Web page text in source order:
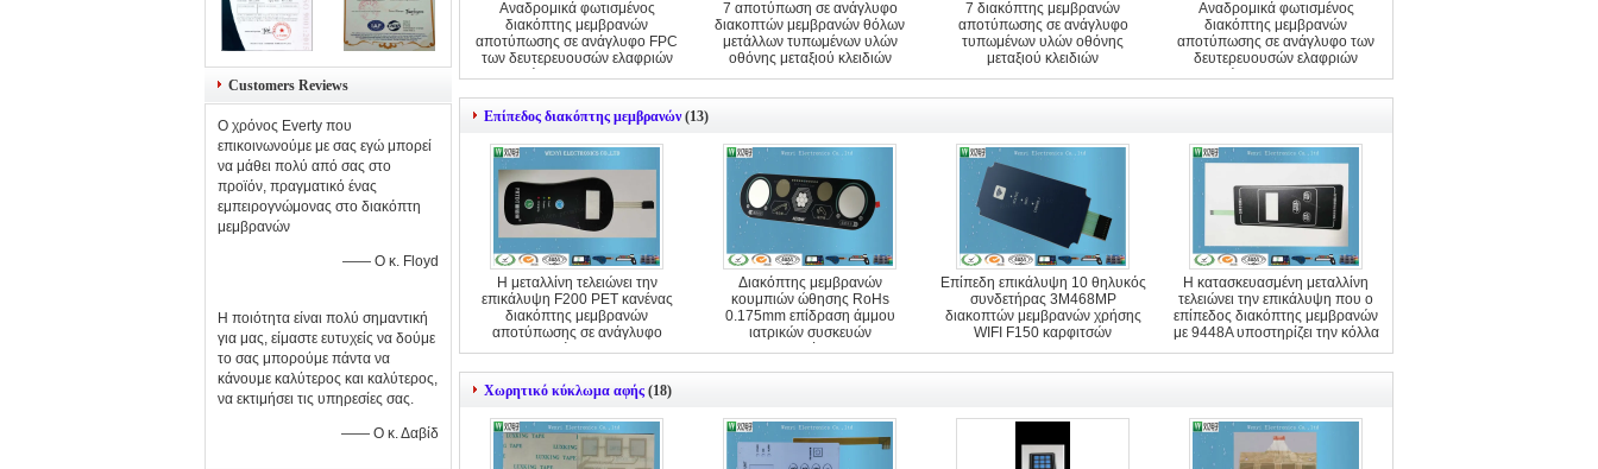
Customers Reviews
Ο χρόνος Everty που
επικοινωνούμε με σας εγώ μπορεί
να μάθει πολύ από σας στο
προϊόν, πραγματικό ένας
εμπειρογνώμονας στο διακόπτη
μεμβρανών
—— Ο κ. Floyd
Η ποιότητα είναι πολύ σημαντική
για μας, είμαστε ευτυχείς να δούμε
το σας μπορούμε πάντα να
κάνουμε καλύτερος και καλύτερος,
να εκτιμήσει τις υπηρεσίες σας.
—— Ο κ. Δαβίδ
Αναδρομικά φωτισμένος
διακόπτης μεμβρανών
αποτύπωσης σε ανάγλυφο FPC
των δευτερευουσών ελαφριών
οδηγήσεων με Polydome
7 αποτύπωση σε ανάγλυφο
διακοπτών μεμβρανών θόλων
μετάλλων τυπωμένων υλών
οθόνης μεταξιού κλειδιών
7 διακόπτης μεμβρανών
αποτύπωσης σε ανάγλυφο
τυπωμένων υλών οθόνης
μεταξιού κλειδιών
Αναδρομικά φωτισμένος
διακόπτης μεμβρανών
αποτύπωσης σε ανάγλυφο των
δευτερευουσών ελαφριών
οδηγήσεων με Polydome
Επίπεδος διακόπτης μεμβρανών (13)
Η μεταλλίνη τελειώνει την
επικάλυψη F200 PET κανένας
διακόπτης μεμβρανών
αποτύπωσης σε ανάγλυφο
επίπεδος
Διακόπτης μεμβρανών
κουμπιών ώθησης RoHs
0.175mm επίδραση άμμου
ιατρικών συσκευών
επικαλύψεων
Επίπεδη επικάλυψη 10 θηλυκός
συνδετήρας 3M468MP
διακοπτών μεμβρανών χρήσης
WIFI F150 καρφιτσών
Η κατασκευασμένη μεταλλίνη
τελειώνει την επικάλυψη που ο
επίπεδος διακόπτης μεμβρανών
με 9448A υποστηρίζει την κόλλα
Χωρητικό κύκλωμα αφής (18)